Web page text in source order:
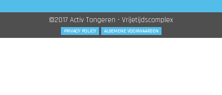
©2017 Activ Tongeren - Vrijetijdscomplex
PRIVACY POLICY ALGEMENE VOORWAARDEN